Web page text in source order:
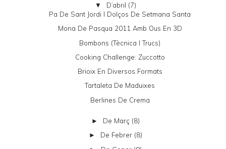
▼ D’abril (7)
Pa De Sant Jordi I Dolços De Setmana Santa
Mona De Pasqua 2011 Amb Ous En 3D
Bombons (tècnica I Trucs)
Cooking Challenge: Zuccotto
Brioix En Diversos Formats
Tartaleta De Maduixes
Berlines De Crema
► De Març (8)
► De Febrer (8)